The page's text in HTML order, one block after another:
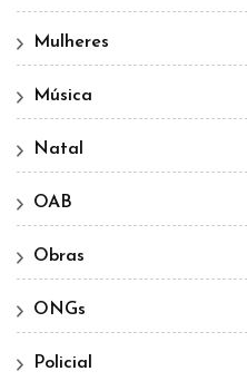
Mulheres
Música
Natal
OAB
Obras
ONGs
Policial